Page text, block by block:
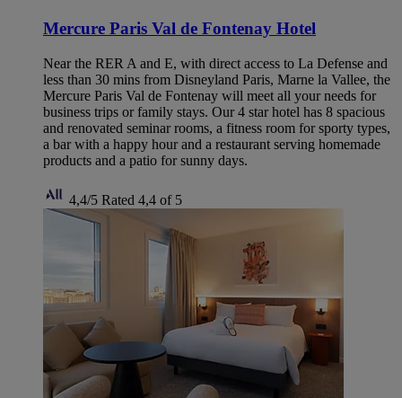
Mercure Paris Val de Fontenay Hotel
Near the RER A and E, with direct access to La Defense and
less than 30 mins from Disneyland Paris, Marne la Vallee, the
Mercure Paris Val de Fontenay will meet all your needs for
business trips or family stays. Our 4 star hotel has 8 spacious
and renovated seminar rooms, a fitness room for sporty types,
a bar with a happy hour and a restaurant serving homemade
products and a patio for sunny days.
4,4/5 Rated 4,4 of 5